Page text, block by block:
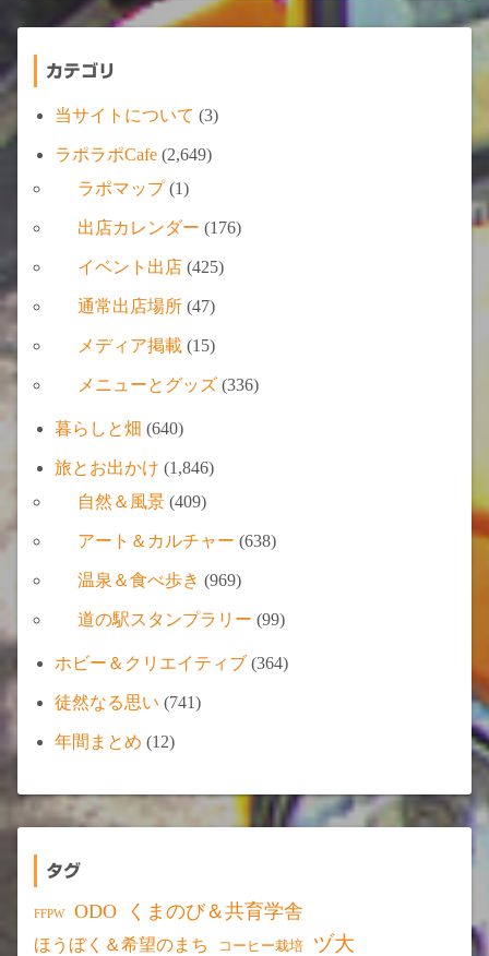
カテゴリ
当サイトについて (3)
ラポラポCafe (2,649)
ラポマップ(1)
出店カレンダー (176)
イベント出店 (425)
通常出店場所 (47)
メディア掲載 (15)
メニューとグッズ (336)
暮らしと畑 (640)
旅とお出かけ (1,846)
自然＆風景 (409)
アート＆カルチャー (638)
温泉＆食べ歩き (969)
道の駅スタンプラリー (99)
ホビー＆クリエイティブ (364)
徒然なる思い (741)
年間まとめ (12)
タグ
FFPW ODO くまのび＆共育学舎
ほうぼく＆希望のまち コーヒー栽培 ヅ大